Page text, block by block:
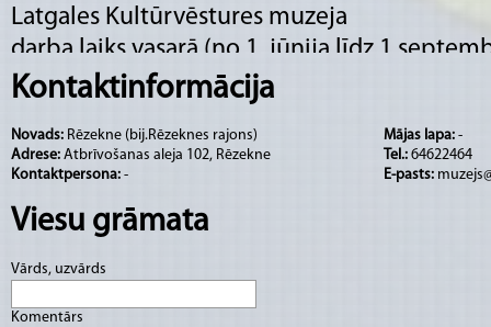
Latgales Kultūrvēstures muzeja
darba laiks vasarā (no 1. jūnija līdz
Trešdienās, ceturtdienās, piektdienās – no
Sestdienās, svētdienās – no plkst. 10:00 līdz
Pirmdienās, otrdienās – slēgts.
Kontaktinformācija
Novads: Rēzekne (bij.Rēzeknes rajons)
Adrese: Atbrīvošanas aleja 102, Rēzekne
Kontaktpersona: -
Mājas lapa: -
Tel.: 64622464
E-pasts:
Viesu grāmata
Vārds, uzvārds
Komentārs